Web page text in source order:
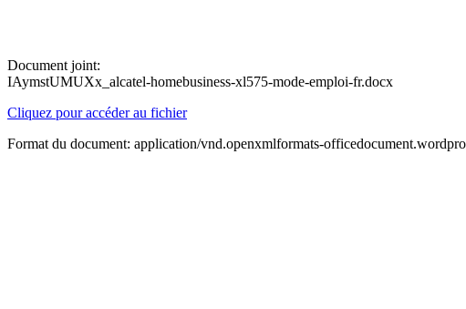
Document joint:
IAymstUMUXx_alcatel-homebusiness-xl575-mode-emploi-fr.docx
Cliquez pour accéder au fichier
Format du document: application/vnd.openxmlformats-